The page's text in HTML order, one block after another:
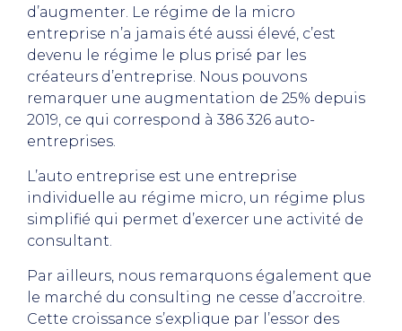
d’augmenter. Le régime de la micro
entreprise n’a jamais été aussi élevé, c’est
devenu le régime le plus prisé par les
créateurs d’entreprise. Nous pouvons
remarquer une augmentation de 25% depuis
2019, ce qui correspond à 386 326 auto-
entreprises.
L’auto entreprise est une entreprise
individuelle au régime micro, un régime plus
simplifié qui permet d’exercer une activité de
consultant.
Par ailleurs, nous remarquons également que
le marché du consulting ne cesse d’accroitre.
Cette croissance s’explique par l’essor des